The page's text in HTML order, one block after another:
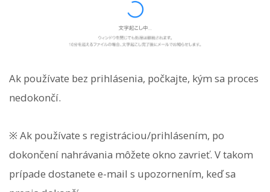
Ak používate bez prihlásenia, počkajte, kým sa proces
nedokončí.
※ Ak používate s registráciou/prihlásením, po
dokončení nahrávania môžete okno zavrieť. V takom
prípade dostanete e-mail s upozornením, keď sa